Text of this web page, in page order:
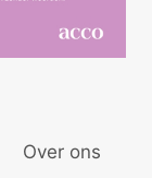
Over ons